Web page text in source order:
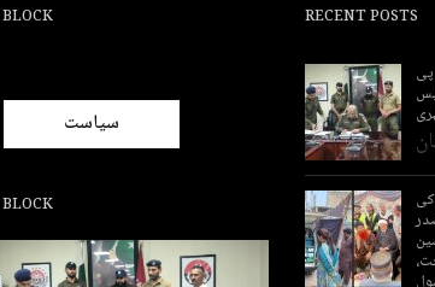
سیاست
RECENT POSTS